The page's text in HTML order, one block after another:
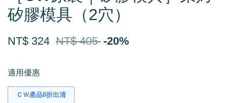
矽膠模具（2穴）
NT$ 324 NT$ 405 -20%
適用優惠
ＣＷ產品8折出清